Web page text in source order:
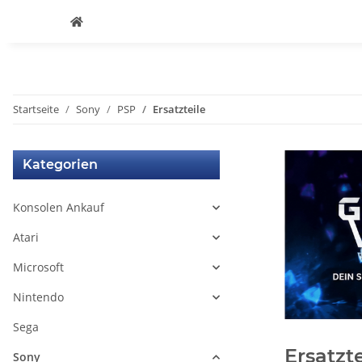
Startseite Sony PSP Ersatzteile
Kategorien
Konsolen Ankauf
Atari
Microsoft
Nintendo
Sega
Sony